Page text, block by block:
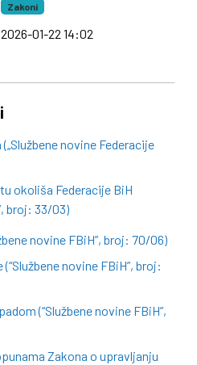
Zakoni
2026-01-22 14:02
novine Federacije
okoliša Federacije BiH
broj: 33/03)
novine FBiH”, broj: 70/06)
novine FBiH”, broj:
(“Službene novine FBiH”,
Zakona o upravljanju